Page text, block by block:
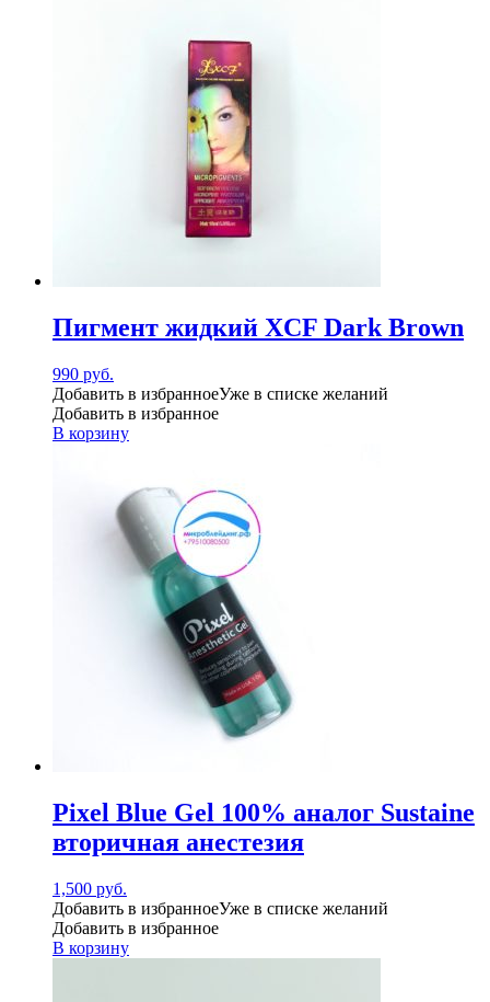
Пигмент жидкий XCF Dark Brown
990 руб.
Добавить в избранноеУже в списке желаний
Добавить в избранное
В корзину
Pixel Blue Gel 100% аналог Sustaine
вторичная анестезия
1,500 руб.
Добавить в избранноеУже в списке желаний
Добавить в избранное
В корзину